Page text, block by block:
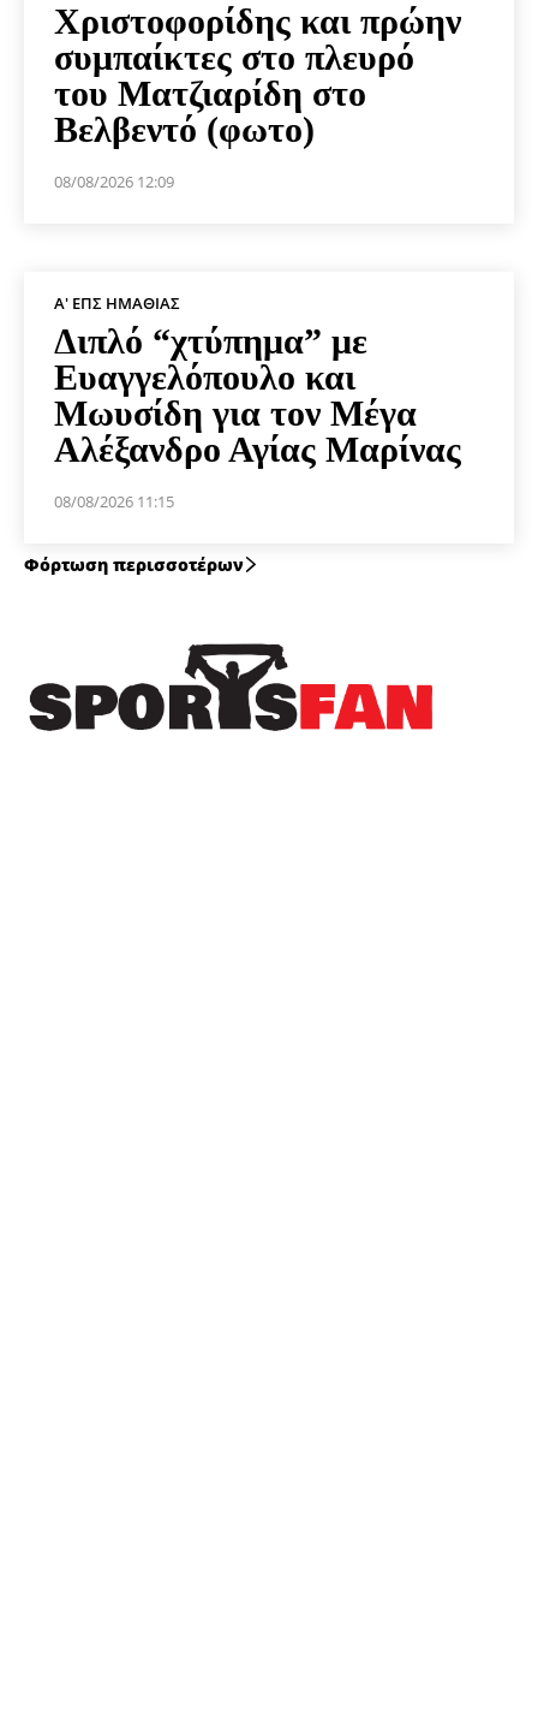
Χριστοφορίδης και πρώην
συμπαίκτες στο πλευρό
του Ματζιαρίδη στο
Βελβεντό (φωτο)
08/08/2026 12:09
Α' ΕΠΣ ΗΜΑΘΊΑΣ
Διπλό “χτύπημα” με
Ευαγγελόπουλο και
Μωυσίδη για τον Μέγα
Αλέξανδρο Αγίας Μαρίνας
08/08/2026 11:15
Φόρτωση περισσοτέρων